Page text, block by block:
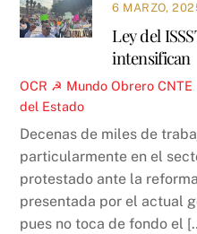
6 MARZO,
Ley del
intensifican
OCR ☭ Mundo Obrero CNTE
del Estado
Decenas de miles de
particularmente en el
protestado ante la
presentada por el actual
pues no toca de fondo el